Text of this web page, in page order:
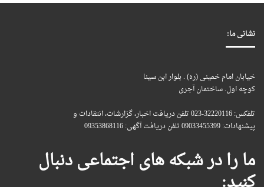
نشانی ما:
خیابان امام خمینی (ره) . بلوار ابن سینا
کوچه اول. ساختمان آجری
تلفکس: 32220116-023 تلفن دریافت اخبار، گزارشات، انتقادات و
پیشنهادات: 09033455399 تلفن دریافت آگهی: 09353868116
ما را در شبکه های اجتماعی دنبال